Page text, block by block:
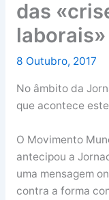
das
laborais»
8 Outubro, 2017
No âmbito da
que acontece
O Movimento
antecipou a
uma mensagem
contra a forma